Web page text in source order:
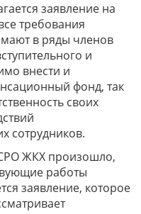
заявление на
требования
в ряды членов
и
внести и
фонд, так
своих
сотрудников.
СРО ЖКХ произошло,
работы
заявление, которое